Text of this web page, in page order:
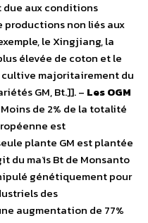
aux conditions
productions non liés aux
le Xingjiang, la
élevée de coton et le
cultive majoritairement du
GM, Bt.]]. – Les OGM
Moins de 2% de la totalité
est
plante GM est plantée
du maïs Bt de Monsanto
génétiquement pour
des
augmentation de 77%